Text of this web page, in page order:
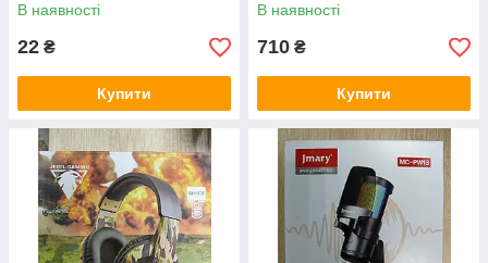
В наявності
22 ₴
Купити
В наявності
710 ₴
Купити